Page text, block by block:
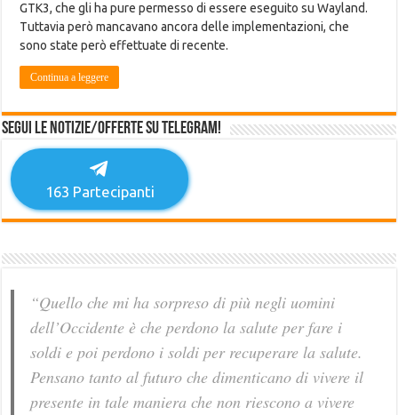
GTK3, che gli ha pure permesso di essere eseguito su Wayland.
Tuttavia però mancavano ancora delle implementazioni, che
sono state però effettuate di recente.
Continua a leggere
Segui le notizie/offerte su Telegram!
163 Partecipanti
“Quello che mi ha sorpreso di più negli uomini
dell’Occidente è che perdono la salute per fare i
soldi e poi perdono i soldi per recuperare la salute.
Pensano tanto al futuro che dimenticano di vivere il
presente in tale maniera che non riescono a vivere